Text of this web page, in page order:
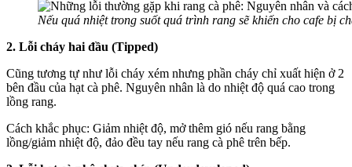
Nếu quá nhiệt trong suốt quá trình rang sẽ khiến cho cafe bị
2. Lỗi cháy hai đầu (Tipped)
Cũng tương tự như lỗi cháy xém nhưng phần cháy chỉ xuất hiện ở 2
bên đầu của hạt cà phê. Nguyên nhân là do nhiệt độ quá cao trong
lồng rang.
Cách khắc phục: Giảm nhiệt độ, mở thêm gió nếu rang bằng
lồng/giảm nhiệt độ, đảo đều tay nếu rang cà phê trên bếp.